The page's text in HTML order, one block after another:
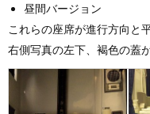
昼間バージョン
これらの座席が進行方向と
右側写真の左下、褐色の蓋